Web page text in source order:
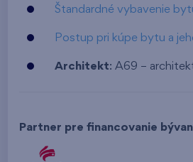
Štandardné vybavenie
Postup pri kúpe bytu a
Architekt: A69 –
Partner pre financovanie